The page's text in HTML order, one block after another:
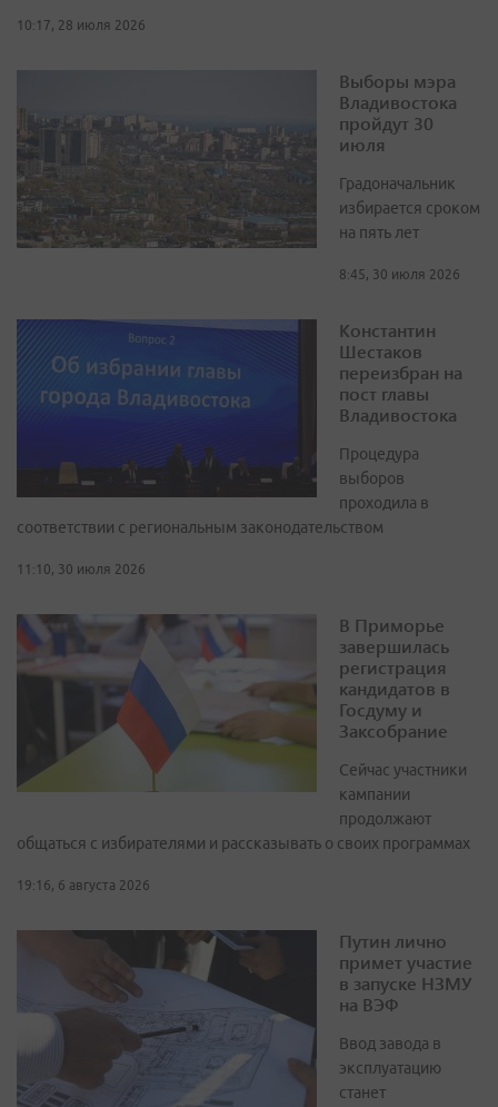
10:17, 28 июля 2026
Выборы мэра
Владивостока
пройдут 30
июля
Градоначальник
избирается сроком
на пять лет
8:45, 30 июля 2026
Константин
Шестаков
переизбран на
пост главы
Владивостока
Процедура
выборов
проходила в
соответствии с региональным законодательством
11:10, 30 июля 2026
В Приморье
завершилась
регистрация
кандидатов в
Госдуму и
Заксобрание
Сейчас участники
кампании
продолжают
общаться с избирателями и рассказывать о своих программах
19:16, 6 августа 2026
Путин лично
примет участие
в запуске НЗМУ
на ВЭФ
Ввод завода в
эксплуатацию
станет